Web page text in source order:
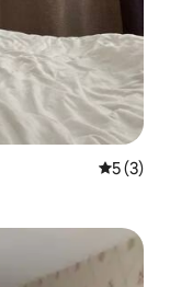
평점 5점
5 (3)